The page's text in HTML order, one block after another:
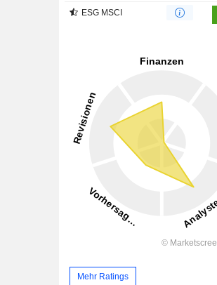
ESG MSCI
Mehr Ratings